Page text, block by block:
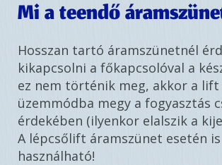
Mi a teendő
Hosszan tartó áramszünetnél
kikapcsolni a főkapcsolóval a
ez nem történik meg, akkor a lift
üzemmódba megy a fogyasztás
érdekében (ilyenkor elalszik a
A lépcsőlift áramszünet esetén is
használható!